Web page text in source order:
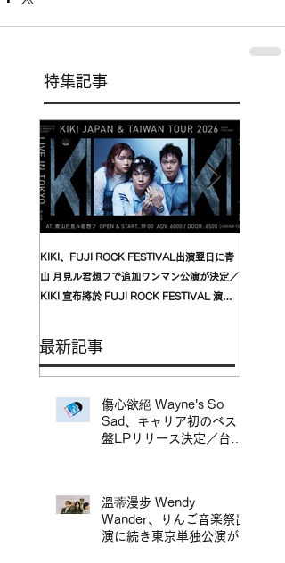
特集記事
KIKI、FUJI ROCK FESTIVAL出演翌日に青
山 月見ル君想フで追加ワンマン公演が決定／
KIKI 宣布將於 FUJI ROCK FESTIVAL 演出
最新記事
傷心欲絕 Wayne's So
Sad、キャリア初のベスト
盤LPリリース決定／台北
溫蒂漫步 Wendy
Wander、りんご音楽祭出
演に続き東京単独公演が決